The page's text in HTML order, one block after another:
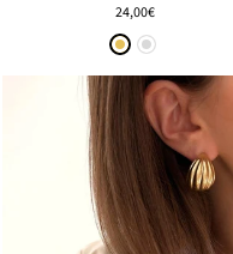
24,00€